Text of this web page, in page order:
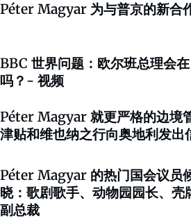
Péter Magyar 为与普京的新合
BBC 世界问题：欧尔班总理会
吗？- 视频
Péter Magyar 就更严格的边境
津贴和维也纳之行向奥地利发出
Péter Magyar 的热门国会议员
晓：歌剧歌手、动物园园长、壳
副总裁